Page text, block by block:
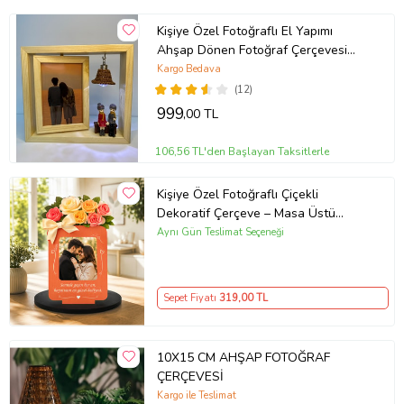
Kişiye Özel Fotoğraflı El Yapımı
Ahşap Dönen Fotoğraf Çerçevesi
Lambalı Doğum Günü Hediyesi
(Ceviz)
(12)
Kargo Bedava
999,00 TL
106,56 TL'den Başlayan Taksitlerle
Kişiye Özel Fotoğraflı Çiçekli
Dekoratif Çerçeve – Masa Üstü
Hediye Çerçeve Yazılı 3D Gül
Aynı Gün Teslimat Seçeneği
Sepet Fiyatı 319,00 TL
10X15 CM AHŞAP FOTOĞRAF
ÇERÇEVESİ
Kargo ile Teslimat